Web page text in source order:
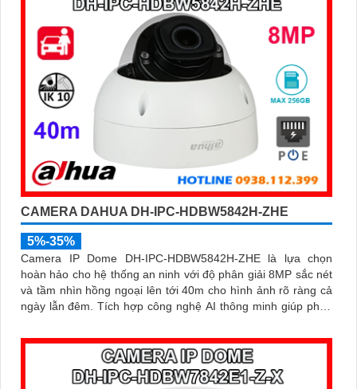
CAMERA DAHUA DH-IPC-HDBW5842H-ZHE
5%-35%
Camera IP Dome DH-IPC-HDBW5842H-ZHE là lựa chọn
hoàn hảo cho hệ thống an ninh với độ phân giải 8MP sắc nét
và tầm nhìn hồng ngoại lên tới 40m cho hình ảnh rõ ràng cả
ngày lẫn đêm. Tích hợp công nghệ AI thông minh giúp phân
báo sai, đi kèm khe cắm thẻ nhớ 256GB lưu trữ lâu dài, hỗ
trợ POE tiện lợi và mức giá phải chăng